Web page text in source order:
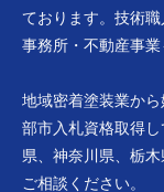
ております。技術
事務所・不動産事業
地域密着塗装業か
部市入札資格取得
県、神奈川県、栃
ご相談ください。